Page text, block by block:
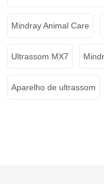
Mindray Animal Care
Ultrassom MX7
Aparelho de ultrassom